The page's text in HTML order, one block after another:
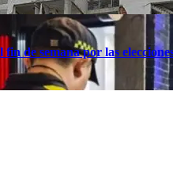
de semana por las